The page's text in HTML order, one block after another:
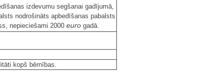
izdevumu segšanai gadījumā,
nodrošināts apbedīšanas pabalsts
nepieciešami 2000 euro gadā.
kopš bērnības.